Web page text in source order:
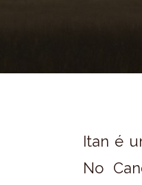
Itan é
No